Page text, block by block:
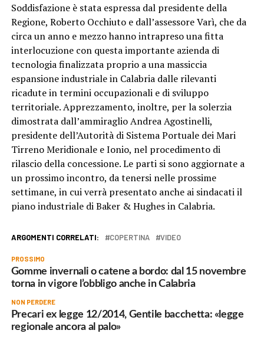
Soddisfazione è stata espressa dal presidente della
Regione, Roberto Occhiuto e dall’assessore Varì, che da
circa un anno e mezzo hanno intrapreso una fitta
interlocuzione con questa importante azienda di
tecnologia finalizzata proprio a una massiccia
espansione industriale in Calabria dalle rilevanti
ricadute in termini occupazionali e di sviluppo
territoriale. Apprezzamento, inoltre, per la solerzia
dimostrata dall’ammiraglio Andrea Agostinelli,
presidente dell’Autorità di Sistema Portuale dei Mari
Tirreno Meridionale e Ionio, nel procedimento di
rilascio della concessione. Le parti si sono aggiornate a
un prossimo incontro, da tenersi nelle prossime
settimane, in cui verrà presentato anche ai sindacati il
piano industriale di Baker & Hughes in Calabria.
ARGOMENTI CORRELATI: COPERTINA VIDEO
PROSSIMO
Gomme invernali o catene a bordo: dal 15 novembre
torna in vigore l’obbligo anche in Calabria
NON PERDERE
Precari ex legge 12/2014, Gentile bacchetta: «legge
regionale ancora al palo»